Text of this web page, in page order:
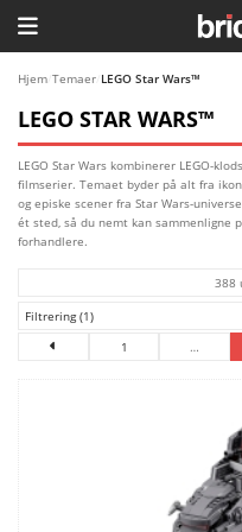
HJEM
TEMAER
BLOG
LEGO FAVORITTER
Hjem Temaer LEGO Star Wars™
LEGO STAR WARS™
LEGO Star Wars kombinerer LEGO-
filmserier. Temaet byder på alt fra
og episke scener fra Star Wars-
ét sted, så du nemt kan sammenligne
forhandlere.
1 …
388
Filtrering (1)